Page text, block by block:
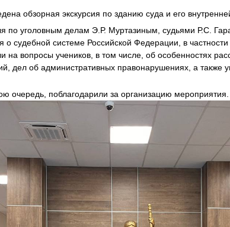
обзорная экскурсия по зданию суда и его
по уголовным делам Э.Р. Муртазиным, судьями Р.С.
о судебной системе Российской Федерации, в
на вопросы учеников, в том числе, об особенностях
дел об административных правонарушениях, а также
очередь, поблагодарили за организацию мероприятия.